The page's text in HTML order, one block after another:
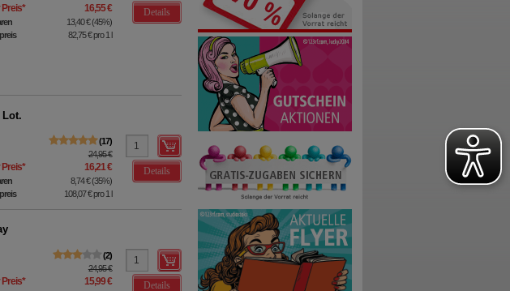
* 16,55 €
13,40 €(45%)
82,75 €pro 1 l
Details
Lot.
17
24,95 €
* 16,21 €
8,74 €(35%)
108,07 €pro 1 l
Details
2
24,95 €
* 15,99 € Details